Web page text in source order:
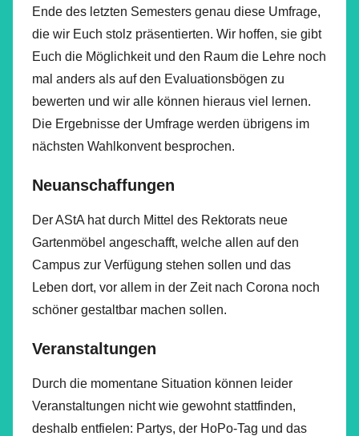
Ende des letzten Semesters genau diese Umfrage,
die wir Euch stolz präsentierten. Wir hoffen, sie gibt
Euch die Möglichkeit und den Raum die Lehre noch
mal anders als auf den Evaluationsbögen zu
bewerten und wir alle können hieraus viel lernen.
Die Ergebnisse der Umfrage werden übrigens im
nächsten Wahlkonvent besprochen.
Neuanschaffungen
Der AStA hat durch Mittel des Rektorats neue
Gartenmöbel angeschafft, welche allen auf den
Campus zur Verfügung stehen sollen und das
Leben dort, vor allem in der Zeit nach Corona noch
schöner gestaltbar machen sollen.
Veranstaltungen
Durch die momentane Situation können leider
Veranstaltungen nicht wie gewohnt stattfinden,
deshalb entfielen: Partys, der HoPo-Tag und das